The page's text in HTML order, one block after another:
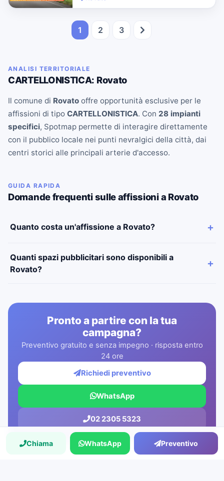
1 2 3
ANALISI TERRITORIALE
CARTELLONISTICA: Rovato
Il comune di Rovato offre opportunità esclusive per le
affissioni di tipo CARTELLONISTICA. Con 28 impianti
specifici, Spotmap permette di interagire direttamente
con il pubblico locale nei punti nevralgici della città, dai
centri storici alle principali arterie d'accesso.
GUIDA RAPIDA
Domande frequenti sulle affissioni a Rovato
Quanto costa un'affissione a Rovato?
Quanti spazi pubblicitari sono disponibili a
Rovato?
Pronto a partire con la tua
campagna?
Preventivo gratuito e senza impegno · risposta entro
24 ore
Richiedi preventivo
WhatsApp
02 2305 5323
Chiama WhatsApp Preventivo